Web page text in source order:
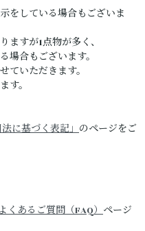
をしている場合もございま
すが1点物が多く、
合もございます。
いただきます。
す。
に基づく表記」のページをご
くあるご質問（FAQ）ページ